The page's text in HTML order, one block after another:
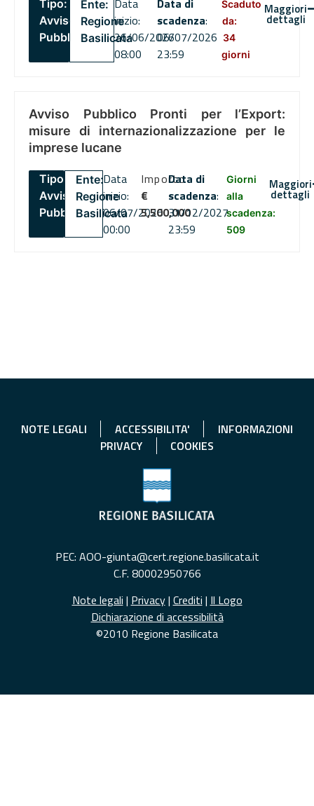
Tipo:
Avviso
Pubblico
Ente:
Regione
Basilicata
Data
inizio:
26/06/2026
08:00
Data di
scadenza:
06/07/2026
23:59
Scaduto
da:
34
giorni
Maggiori
dettagli
Avviso Pubblico Pronti per l’Export:
misure di internazionalizzazione per le
imprese lucane
Tipo:
Avviso
Pubblico
Ente:
Regione
Basilicata
Data
inizio:
06/07/2026
00:00
Importo
€
5,500,000
Data di
scadenza:
31/12/2027
23:59
Giorni
alla
scadenza:
509
Maggiori
dettagli
NOTE LEGALI ACCESSIBILITA'
INFORMAZIONI
PRIVACY
COOKIES
PEC: AOO-giunta@cert.regione.basilicata.it
C.F. 80002950766
Note legali | Privacy| Crediti | Il Logo
Dichiarazione di accessibilità
©2010 Regione Basilicata